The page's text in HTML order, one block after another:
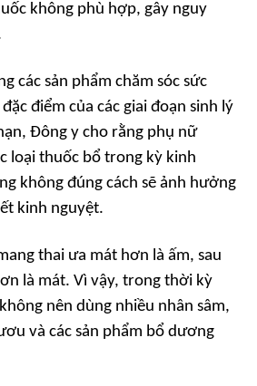
không phù hợp, gây nguy
các sản phẩm chăm sóc sức
điểm của các giai đoạn sinh lý
Đông y cho rằng phụ nữ
loại thuốc bổ trong kỳ kinh
không đúng cách sẽ ảnh hưởng
kinh nguyệt.
thai ưa mát hơn là ấm, sau
là mát. Vì vậy, trong thời kỳ
nên dùng nhiều nhân sâm,
và các sản phẩm bổ dương